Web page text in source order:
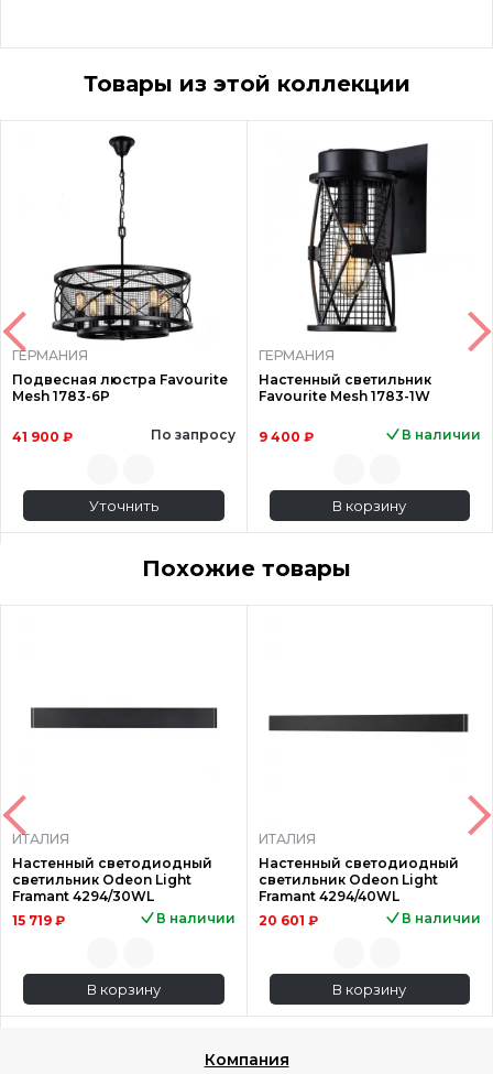
Товары из этой коллекции
ГЕРМАНИЯ
Подвесная люстра Favourite
Mesh 1783-6P
41 900 ₽ По запросу
Уточнить
ГЕРМАНИЯ
Настенный светильник
Favourite Mesh 1783-1W
9 400 ₽ В наличии
В корзину
Похожие товары
ИТАЛИЯ
Настенный светодиодный
светильник Odeon Light
Framant 4294/30WL
15 719 ₽
В наличии
В корзину
ИТАЛИЯ
Настенный светодиодный
светильник Odeon Light
Framant 4294/40WL
20 601 ₽
В наличии
В корзину
Компания